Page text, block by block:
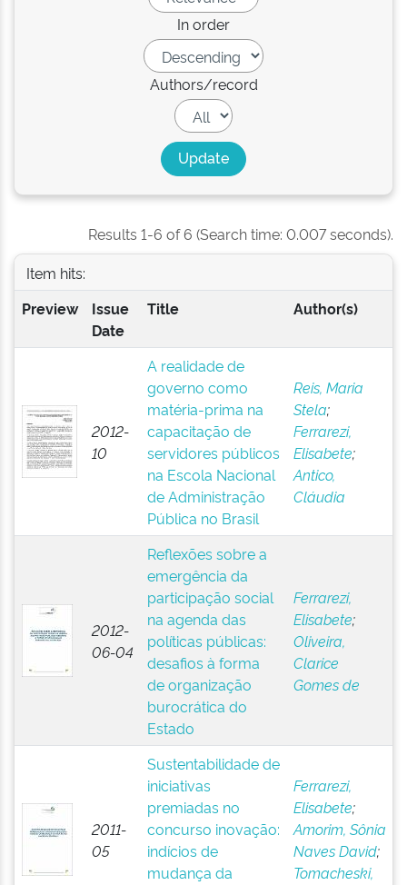
In order
Authors/record
Results 1-6 of 6 (Search time: 0.007 seconds).
Item hits:
Preview
Issue
Date
Title Author(s)
2012-
10
A realidade de
governo como
matéria-prima na
capacitação de
servidores públicos
na Escola Nacional
de Administração
Pública no Brasil
Reis, Maria
Stela;
Ferrarezi,
Elisabete;
Antico,
Cláudia
2012-
06-04
Reflexões sobre a
emergência da
participação social
na agenda das
políticas públicas:
desafios à forma
de organização
burocrática do
Estado
Ferrarezi,
Elisabete;
Oliveira,
Clarice
Gomes de
2011-
05
Sustentabilidade de
iniciativas
premiadas no
concurso inovação:
indícios de
mudança da
Ferrarezi,
Elisabete;
Amorim, Sônia
Naves David;
Tomacheski,